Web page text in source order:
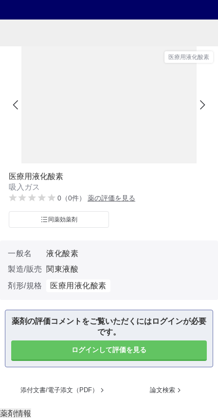
医療用液化酸素
医療用液化酸素
吸入ガス
0（0件） 薬の評価を見る
同薬効薬剤
一般名
液化酸素
製造/販売
関東液酸
剤形/規格
医療用液化酸素
薬剤の評価コメントをご覧いただくにはログインが必要
です。
ログインして評価を見る
添付文書/電子添文（PDF） 論文検索
薬剤情報